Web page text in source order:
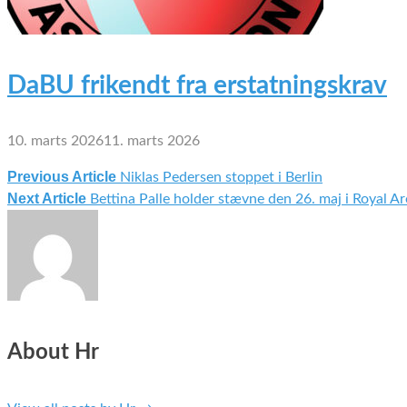
DaBU frikendt fra erstatningskrav
10. marts 202611. marts 2026
Indlægsnavigation
Previous Article Niklas Pedersen stoppet i Berlin
Next Article Bettina Palle holder stævne den 26. maj i Royal
About Hr